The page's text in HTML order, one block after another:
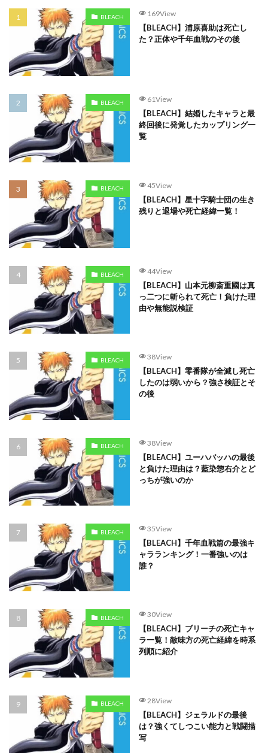
BLEACH 169View
【BLEACH】浦原喜助は死亡し
た？正体や千年血戦のその後
BLEACH 61View
【BLEACH】結婚したキャラと最
終回後に発覚したカップリング一
覧
BLEACH 45View
【BLEACH】星十字騎士団の生き
残りと退場や死亡経緯一覧！
BLEACH 44View
【BLEACH】山本元柳斎重國は真
っ二つに斬られて死亡！負けた理
由や無能説検証
BLEACH 38View
【BLEACH】零番隊が全滅し死亡
したのは弱いから？強さ検証とそ
の後
BLEACH 38View
【BLEACH】ユーハバッハの最後
と負けた理由は？藍染惣右介とど
っちが強いのか
BLEACH 35View
【BLEACH】千年血戦篇の最強キ
ャラランキング！一番強いのは
誰？
BLEACH 30View
【BLEACH】ブリーチの死亡キャ
ラ一覧！敵味方の死亡経緯を時系
列順に紹介
BLEACH 28View
【BLEACH】ジェラルドの最後
は？強くてしつこい能力と戦闘描
写